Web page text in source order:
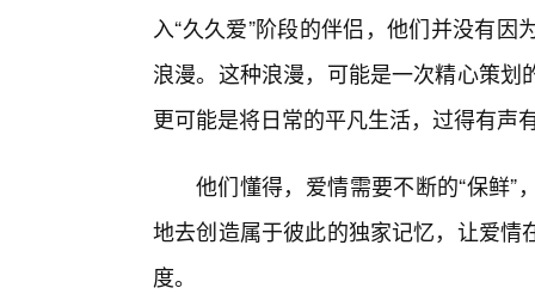
入“久久爱”阶段的伴侣，他们并没有
浪漫。这种浪漫，可能是一次精心策
更可能是将日常的平凡生活，过得有声
他们懂得，爱情需要不断的“保鲜
地去创造属于彼此的独家记忆，让爱
度。